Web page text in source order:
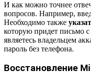
И как можно точнее
вопросов. Например,
Необходимо также
которую придет письмо
являетесь владельцем
пароль без телефона.
Восстановление